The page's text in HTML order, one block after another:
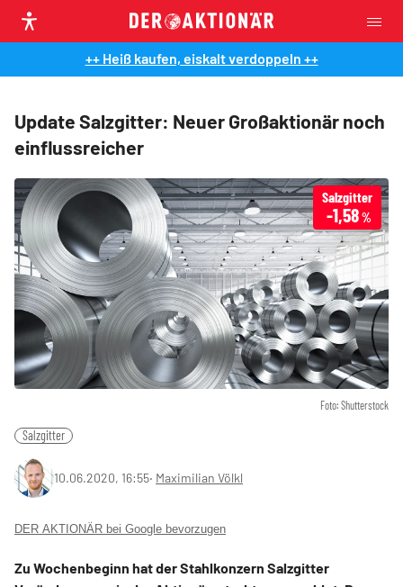
++ Heiß kaufen, eiskalt verdoppeln ++
Update Salzgitter: Neuer Großaktionär noch
einflussreicher
Foto: Shutterstock
Salzgitter
-1,58%
Salzgitter
10.06.2020, 16:55‧ Maximilian Völkl
DER AKTIONÄR bei Google bevorzugen
Zu Wochenbeginn hat der Stahlkonzern Salzgitter